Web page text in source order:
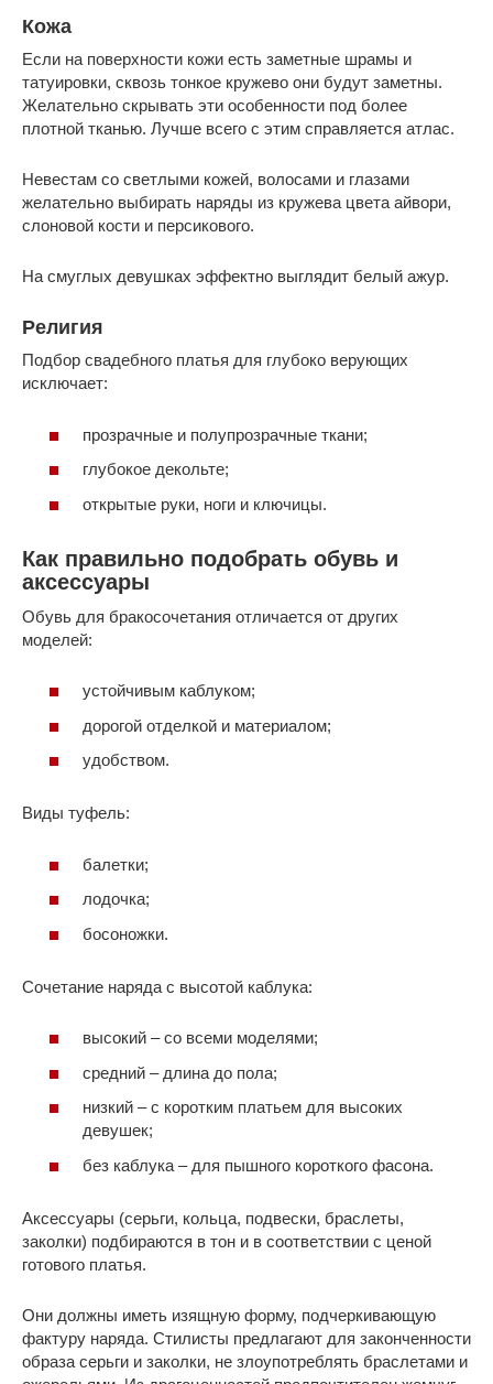
Кожа
Если на поверхности кожи есть заметные шрамы и
татуировки, сквозь тонкое кружево они будут заметны.
Желательно скрывать эти особенности под более
плотной тканью. Лучше всего с этим справляется атлас.
Невестам со светлыми кожей, волосами и глазами
желательно выбирать наряды из кружева цвета айвори,
слоновой кости и персикового.
На смуглых девушках эффектно выглядит белый ажур.
Религия
Подбор свадебного платья для глубоко верующих
исключает:
прозрачные и полупрозрачные ткани;
глубокое декольте;
открытые руки, ноги и ключицы.
Как правильно подобрать обувь и
аксессуары
Обувь для бракосочетания отличается от других
моделей:
устойчивым каблуком;
дорогой отделкой и материалом;
удобством.
Виды туфель:
балетки;
лодочка;
босоножки.
Сочетание наряда с высотой каблука:
высокий – со всеми моделями;
средний – длина до пола;
низкий – с коротким платьем для высоких
девушек;
без каблука – для пышного короткого фасона.
Аксессуары (серьги, кольца, подвески, браслеты,
заколки) подбираются в тон и в соответствии с ценой
готового платья.
Они должны иметь изящную форму, подчеркивающую
фактуру наряда. Стилисты предлагают для законченности
образа серьги и заколки, не злоупотреблять браслетами и